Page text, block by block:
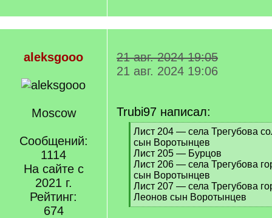
aleksgooo
Moscow
Сообщений:
1114
На сайте с
2021 г.
Рейтинг:
674
21 авг. 2024 19:05
21 авг. 2024 19:06
Trubi97 написал:
[
q
]
Лист 204 — села Трегубова
сын Воротынцев
Лист 205 — Бурцов
Лист 206 — села Трегубова
сын Воротынцев
Лист 207 — села Трегубова
Леонов сын Воротынцев
[